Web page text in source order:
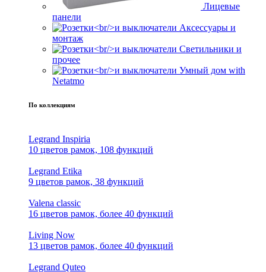
Лицевые
панели
Аксессуары и
монтаж
Светильники и
прочее
Умный дом with
Netatmo
По коллекциям
Legrand Inspiria
10 цветов рамок, 108 функций
Legrand Etika
9 цветов рамок, 38 функций
Valena classic
16 цветов рамок, более 40 функций
Living Now
13 цветов рамок, более 40 функций
Legrand Quteo